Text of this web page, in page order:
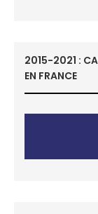
2015-2021 :
EN FRANCE